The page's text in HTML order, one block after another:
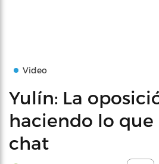
Video
Yulín: La
haciendo lo que
chat